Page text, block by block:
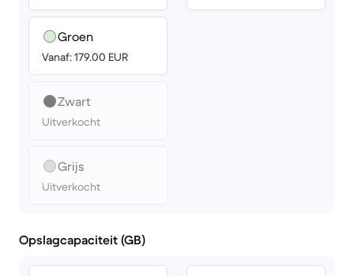
Groen
Vanaf: 179.00 EUR
Zwart
Uitverkocht
Grijs
Uitverkocht
Opslagcapaciteit (GB)